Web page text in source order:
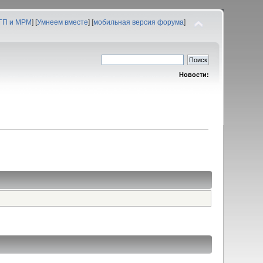
и МРМ] [Умнеем вместе] [мобильная версия форума]
Новости: